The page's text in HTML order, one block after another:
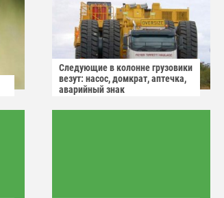
Следующие в колонне грузовики
везут: насос, домкрат, аптечка,
аварийный знак